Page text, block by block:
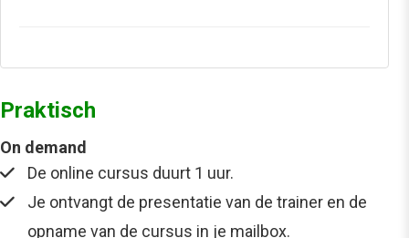
Praktisch
On demand
De online cursus duurt 1 uur.
Je ontvangt de presentatie van de trainer en de
opname van de cursus in je mailbox.